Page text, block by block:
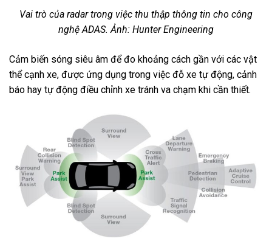
Vai trò của radar trong việc thu thập thông tin cho công
nghệ ADAS. Ảnh: Hunter Engineering
Cảm biến sóng siêu âm để đo khoảng cách gần với các vật
thể cạnh xe, được ứng dụng trong việc đỗ xe tự động, cảnh
báo hay tự động điều chỉnh xe tránh va chạm khi cần thiết.